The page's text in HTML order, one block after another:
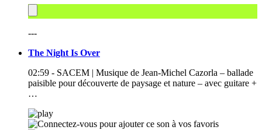
---
The Night Is Over
02:59 - SACEM | Musique de Jean-Michel Cazorla – ballade
paisible pour découverte de paysage et nature – avec guitare +
…